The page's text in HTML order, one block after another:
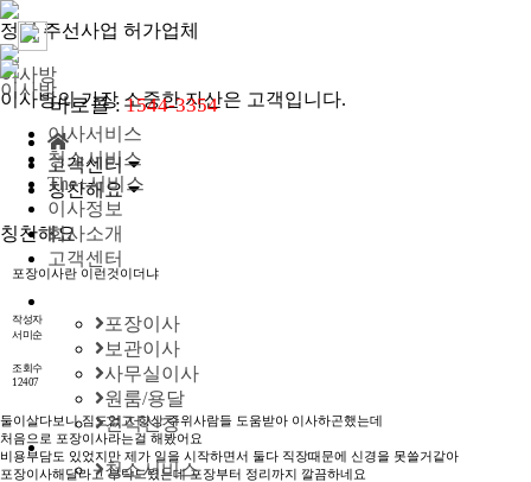
정식 주선사업 허가업체
이사방
이사서비스
청소서비스
The+서비스
이사정보
회사소개
고객센터
바로콜 :1544-3354
포장이사
보관이사
사무실이사
원룸/용달
견적신청
청소서비스
이사방
이사방의 가장 소중한 자산은 고객입니다.
고객센터
칭찬해요
칭찬해요
포장이사란 이런것이더냐
작성자
서미순
조회수
12407
둘이살다보니 짐도없고 항상 주위사람들 도움받아 이사하곤했는데
처음으로 포장이사라는걸 해봤어요
비용부담도 있었지만 제가 일을 시작하면서 둘다 직장때문에 신경을 못쓸거같아
포장이사해달라고 부탁드렸는데 포장부터 정리까지 깔끔하네요